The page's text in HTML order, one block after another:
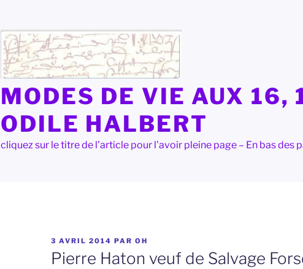
MODES DE VIE AUX 16,
ODILE HALBERT
cliquez sur le titre de l'article pour l'avoir pleine page – En bas des
PUBLIÉ
LE
3 AVRIL 2014 PAR OH
Pierre Haton veuf de Salvage